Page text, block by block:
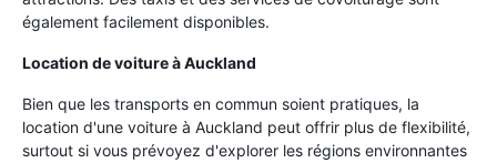
également facilement disponibles.
Location de voiture à Auckland
Bien que les transports en commun soient pratiques, la
location d'une voiture à Auckland peut offrir plus de flexibilité,
surtout si vous prévoyez d'explorer les régions environnantes